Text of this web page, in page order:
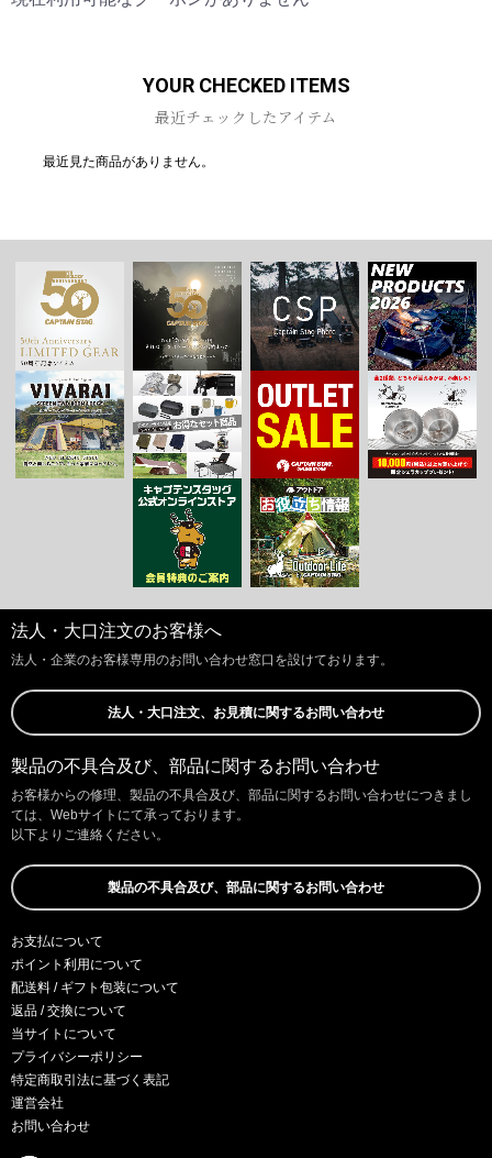
YOUR CHECKED ITEMS
最近チェックしたアイテム
最近見た商品がありません。
法人・大口注文のお客様へ
法人・企業のお客様専用のお問い合わせ窓口を設けております。
法人・大口注文、お見積に関するお問い合わせ
製品の不具合及び、部品に関するお問い合わせ
お客様からの修理、製品の不具合及び、部品に関するお問い合わせにつきまし
ては、Webサイトにて承っております。
以下よりご連絡ください。
製品の不具合及び、部品に関するお問い合わせ
お支払について
ポイント利用について
配送料 / ギフト包装について
返品 / 交換について
当サイトについて
プライバシーポリシー
特定商取引法に基づく表記
運営会社
お問い合わせ